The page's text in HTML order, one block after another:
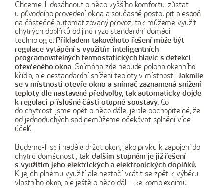
Chceme-li dosáhnout o něco vyššího komfortu, zůstat
u původního provedení okna a současně postoupit alespoň
na částečně automatizovaný provoz, tak můžeme využít
chytrých doplňků od jiné ryze standardní domácí
technologie. Příkladem takovéhoto řešení může být
regulace vytápění s využitím inteligentních
programovatelných termostatických hlavic s detekcí
otevřeného okna. Snímána zde nebude poloha okenního
křídla, ale nestandardní snížení teploty v místnosti. Jakmile
se v místnosti otevře okno a snímač zaznamená snížení
teploty dle nastavené předvolby, tak automaticky dojde
k regulaci příslušné části otopné soustavy. Co
do chytrosti jsme opět o něco dále, je ale pochopitelné, že
od jednoduchých sad nemůžeme očekávat splnění více
účelů.
Budeme-li se i nadále držet oken, jako prvku k zapojení do
chytré domácnosti, tak dalším stupněm je již řešení
s využitím jeho elektrických a elektronických doplňků.
K jejich plnému využití ale nestačí vrátit se zpět k výběru
vlastního okna, ale ještě o něco dál – ke komplexnímu